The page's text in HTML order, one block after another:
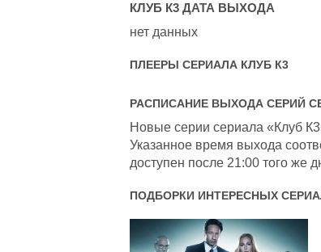
КЛУБ К3ДАТА ВЫХОДА
нет данных
ПЛЕЕРЫ СЕРИАЛА КЛУБ К3
РАСПИСАНИЕ ВЫХОДА СЕРИЙ
Новые серии сериала «Клуб
Указанное время выхода
доступен после 21:00 того же
ПОДБОРКИ ИНТЕРЕСНЫХ